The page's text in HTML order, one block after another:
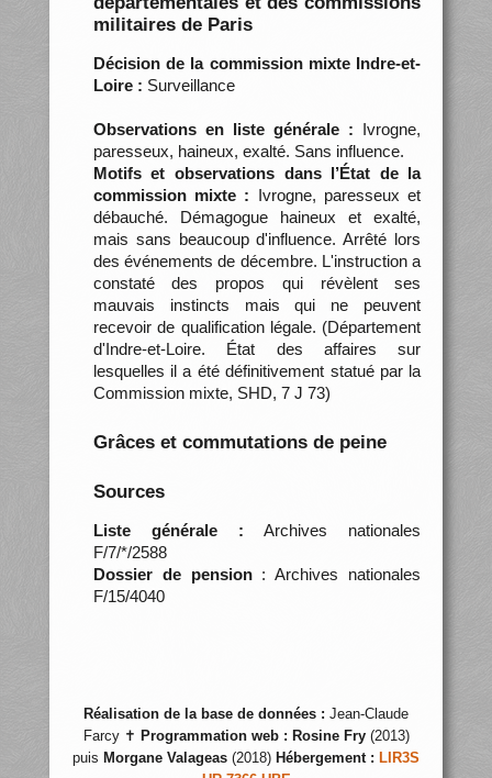
militaires de Paris
Décision de la commission mixte Indre-et-
Loire : Surveillance
Observations en liste générale : Ivrogne,
paresseux, haineux, exalté. Sans influence.
Motifs et observations dans l’État de la
commission mixte : Ivrogne, paresseux et
débauché. Démagogue haineux et exalté,
mais sans beaucoup d'influence. Arrêté lors
des événements de décembre. L'instruction a
constaté des propos qui révèlent ses
mauvais instincts mais qui ne peuvent
recevoir de qualification légale. (Département
d'Indre-et-Loire. État des affaires sur
lesquelles il a été définitivement statué par la
Commission mixte, SHD, 7 J 73)
Grâces et commutations de peine
Sources
Liste générale : Archives nationales
F/7/*/2588
Dossier de pension: Archives nationales
F/15/4040
Réalisation de la base de données : Jean-Claude
Farcy ✝ Programmation web : Rosine Fry(2013)
puis Morgane Valageas (2018) Hébergement : LIR3S